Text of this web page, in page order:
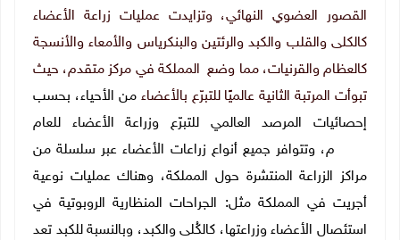
القصور العضوي النهائي، وتزايدت عمليات زراعة الأعضاء
كالكلى والقلب والكبد والرئتين والبنكرياس والأمعاء والأنسجة
كالعظام والقرنيات، مما وضع المملكة في مركز متقدم، حيث
تبوأت المرتبة الثانية عالميًا للتبرّع بالأعضاءمن الأحياء، بحسب
إحصائيات المرصد العالمي للتبرّع وزراعة الأعضاء للعام
وتتوافر جميع أنواع زراعات الأعضاء عبر سلسلة من
مراكز الزراعة المنتشرة حول المملكة، وهناك عمليات نوعية
أجريت في المملكة مثل: الجراحات المنظارية الروبوتية في
استئصال الأعضاء وزراعتها، كالكُلى والكبد، وبالنسبة للكبد تعد